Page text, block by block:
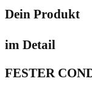
Dein Produkt
im Detail
FESTER